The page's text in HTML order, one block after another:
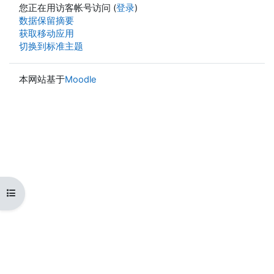
打开课程索引
您正在用访客帐号访问 (登录)
‎数据保留摘要‎
获取移动应用
切换到标准主题
本网站基于Moodle